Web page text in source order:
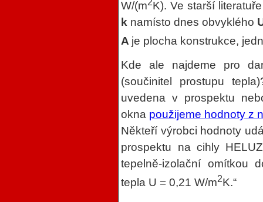
W/(m K). Ve starší
k namísto dnes obvyklého
A je plocha konstrukce,
Kde ale najdeme pro
(součinitel prostupu
uvedena v prospektu
okna použijeme hodnoty z
Někteří výrobci hodnoty
prospektu na cihly
tepelně-izolační omítkou
tepla U = 0,21 W/m2K.“